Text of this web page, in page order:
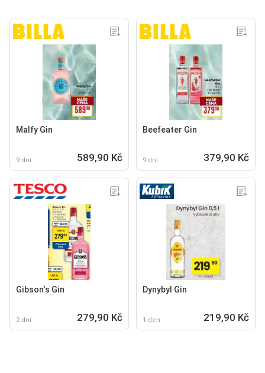
Malfy Gin
9 dní 589,90 Kč
Beefeater Gin
9 dní 379,90 Kč
Gibson‘s Gin
2 dní 279,90 Kč
Dynybyl Gin
1 den 219,90 Kč